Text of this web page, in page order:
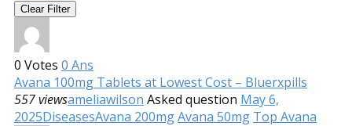
Clear Filter
0 Votes 0 Ans
Avana 100mg Tablets at Lowest Cost – Bluerxpills
557 viewsameliawilson Asked question May 6,
2025DiseasesAvana 200mgAvana 50mg Top Avana